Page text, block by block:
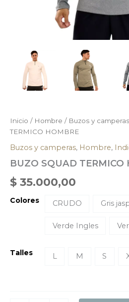
Inicio / Hombre / Buzos y camperas
TERMICO HOMBRE
Buzos y camperas, Hombre,
BUZO SQUAD TERMICO
$ 35.000,00
Colores CRUDO Gris
Verde Ingles
Talles L M S